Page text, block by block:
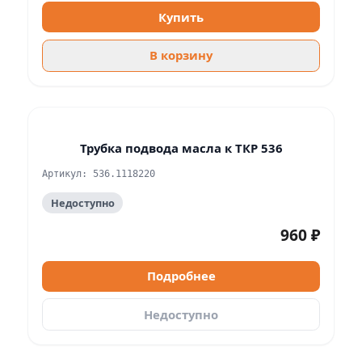
Купить
В корзину
Трубка подвода масла к ТКР 536
Артикул: 536.1118220
Недоступно
960 ₽
Подробнее
Недоступно